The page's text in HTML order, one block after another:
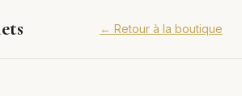
← Retour à la boutique